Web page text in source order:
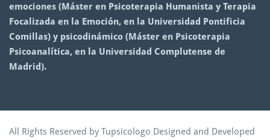
emociones (Máster en Psicoterapia Humanista y Terapia
Focalizada en la Emoción, en la Universidad Pontificia
Comillas) y psicodinámico (Máster en Psicoterapia
Psicoanalítica, en la Universidad Complutense de
Madrid).
All Rights Reserved by Tupsicologo Designed and Developed